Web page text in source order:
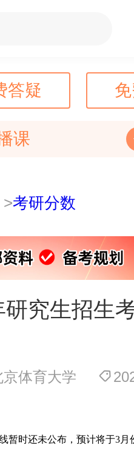
答疑
课
>考研分数
究生招生
京体育大学
暂时还未公布，预计将于3月